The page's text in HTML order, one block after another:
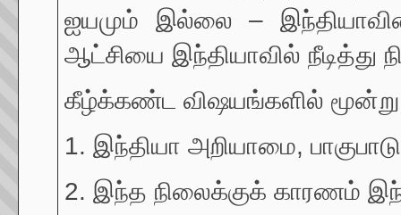
ஐயமும் இல்லை – இந்தியாவின்
ஆட்சியை இந்தியாவில்
கீழ்க்கண்ட விஷயங்களில் மூன்று
1. இந்தியா அறியாமை,
2. இந்த நிலைக்குக் காரணம்